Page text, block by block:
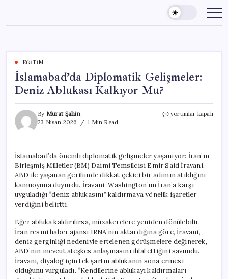
content
EĞITIM
İslamabad’da Diplomatik Gelişmeler:
Deniz Ablukası Kalkıyor Mu?
By Murat Şahin
23 Nisan 2026
1 Min Read
İslamabad’da
Kalkıyor
Mu?
için
yorumlar kapalı
İslamabad’da önemli diplomatik gelişmeler yaşanıyor: İran’ın
Birleşmiş Milletler (BM) Daimi Temsilcisi Emir Said İravani,
ABD ile yaşanan gerilimde dikkat çekici bir adımın atıldığını
kamuoyuna duyurdu. İravani, Washington’un İran’a karşı
uyguladığı “deniz ablukasını” kaldırmaya yönelik işaretler
verdiğini belirtti.
Eğer abluka kaldırılırsa, müzakerelere yeniden dönülebilir.
İran resmi haber ajansı IRNA’nın aktardığına göre, İravani,
deniz gerginliği nedeniyle ertelenen görüşmelere değinerek,
ABD’nin mevcut ateşkes anlaşmasını ihlal ettiğini savundu.
İravani, diyalog için tek şartın ablukanın sona ermesi
olduğunu vurguladı. “Kendilerine ablukayı kaldırmaları